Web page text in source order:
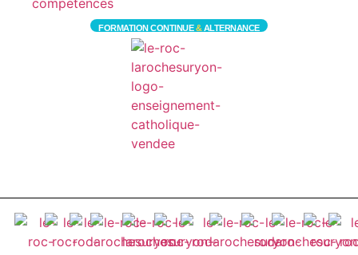
FORMATION CONTINUE&ALTERNANCE